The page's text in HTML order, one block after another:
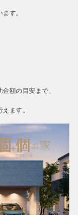
す。
額の目安まで、
ます。